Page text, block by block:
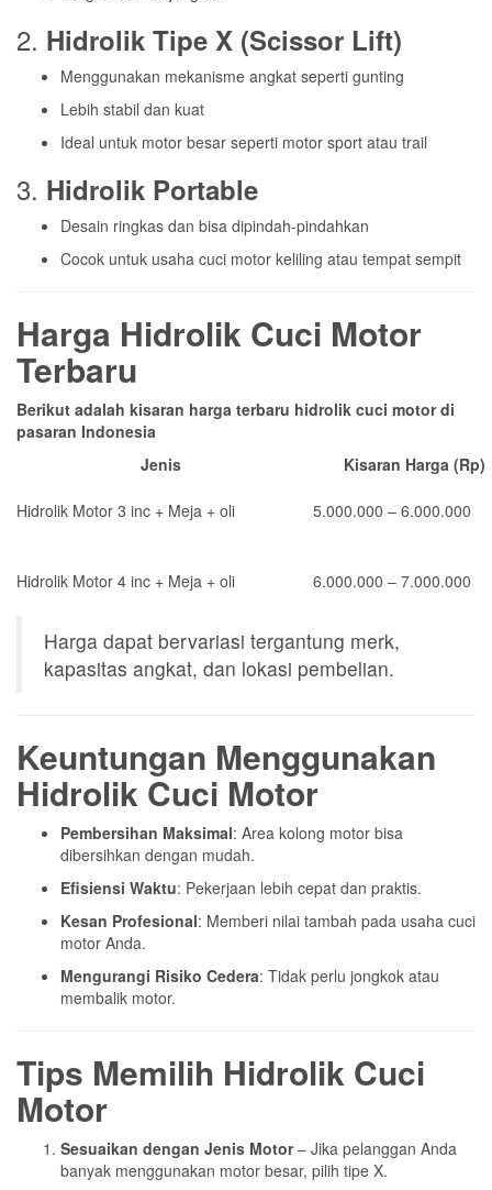
2. Hidrolik Tipe X (Scissor Lift)
Menggunakan mekanisme angkat seperti gunting
Lebih stabil dan kuat
Ideal untuk motor besar seperti motor sport atau trail
3. Hidrolik Portable
Desain ringkas dan bisa dipindah-pindahkan
Cocok untuk usaha cuci motor keliling atau tempat sempit
Harga Hidrolik Cuci Motor
Terbaru
Berikut adalah kisaran harga terbaru hidrolik cuci motor di
pasaran Indonesia
Jenis
Kisaran Harga (Rp)
Hidrolik Motor 3 inc + Meja + oli 5.000.000 – 6.000.000
Hidrolik Motor 4 inc + Meja + oli 6.000.000 – 7.000.000
Harga dapat bervariasi tergantung merk,
kapasitas angkat, dan lokasi pembelian.
Keuntungan Menggunakan
Hidrolik Cuci Motor
Pembersihan Maksimal: Area kolong motor bisa
dibersihkan dengan mudah.
Efisiensi Waktu: Pekerjaan lebih cepat dan praktis.
Kesan Profesional: Memberi nilai tambah pada usaha cuci
motor Anda.
Mengurangi Risiko Cedera: Tidak perlu jongkok atau
membalik motor.
Tips Memilih Hidrolik Cuci
Motor
Sesuaikan dengan Jenis Motor– Jika pelanggan Anda
banyak menggunakan motor besar, pilih tipe X.